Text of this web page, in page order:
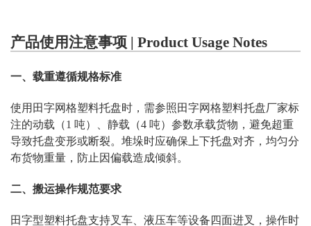
产品使用注意事项 | Product Usage Notes
一、载重遵循规格标准
使用田字网格塑料托盘时，需参照田字网格塑料托盘厂家标
注的动载（1 吨）、静载（4 吨）参数承载货物，避免超重
导致托盘变形或断裂。堆垛时应确保上下托盘对齐，均匀分
布货物重量，防止因偏载造成倾斜。
二、搬运操作规范要求
田字型塑料托盘支持叉车、液压车等设备四面进叉，操作时